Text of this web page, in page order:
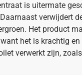
is uitermate
verwijdert
Het product
het is krachtig
verwerkt zijn,